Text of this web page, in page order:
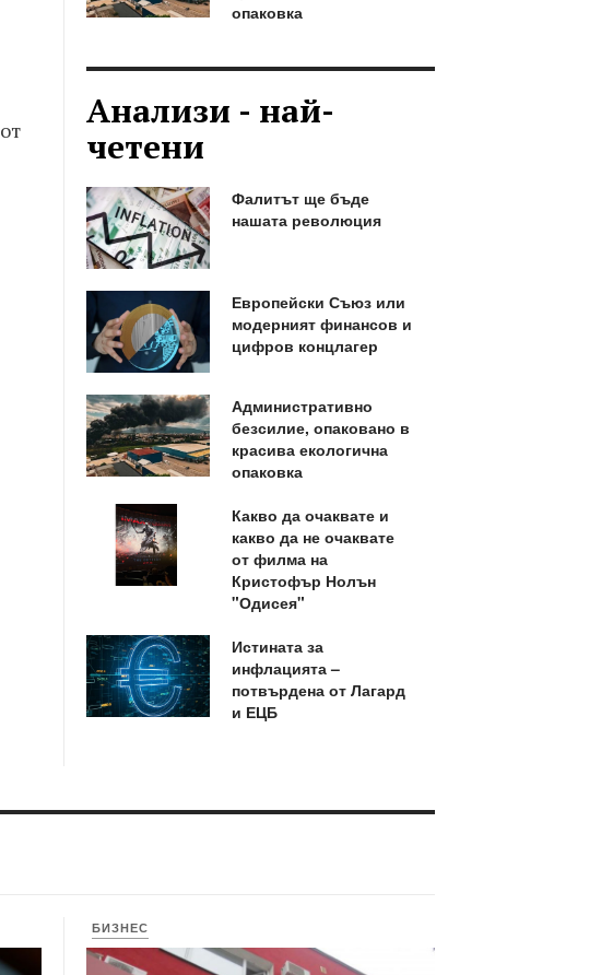
опаковка
Анализи - най-
четени
Фалитът ще бъде
нашата революция
Европейски Съюз или
модерният финансов и
цифров концлагер
Административно
безсилие, опаковано в
красива екологична
опаковка
Какво да очаквате и
какво да не очаквате
от филма на
Кристофър Нолън
"Одисея"
Истината за
инфлацията –
потвърдена от Лагард
и ЕЦБ
БИЗНЕС